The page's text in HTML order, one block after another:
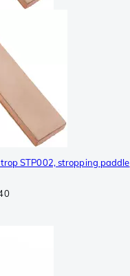
STP002, stropping paddle